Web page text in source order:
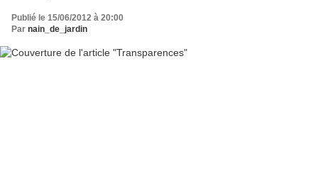
Publié le 15/06/2012 à 20:00
Par nain_de_jardin